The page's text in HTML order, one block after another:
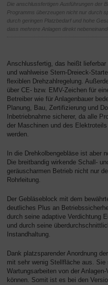
Die anschlussfertigen Ausführungen der
Programms überzeugen nicht nur durch
durch geringen Platzbedarf und hohe
dass mehrere Anlagen direkt
Anschlussfertig, das heißt
und wahlweise Stern-Dreieck-
flexiblen Drehzahlregelung.
über CE- bzw. EMV-Zeichen für
Betreiber wie für Anlagenbauer
Planung, Bau, Zertifizierung und
Inbetriebnahme sicherer, da alle
der Maschinen und des
werden.
In die Drehkolbengebläse ist aber
Die breitbandig wirkende Schall-
geräuscharmen Betrieb nicht nur
Rohrleitung.
Der Gebläseblock mit dem
deutliches Plus an
durch seine adaptive Verdichtung
und durch seine
Instandhaltung.
Dank platzsparender Anordnung
mit sehr wenig Stellfläche aus.
Wartungsarbeiten von der
können. Somit ist es bei den